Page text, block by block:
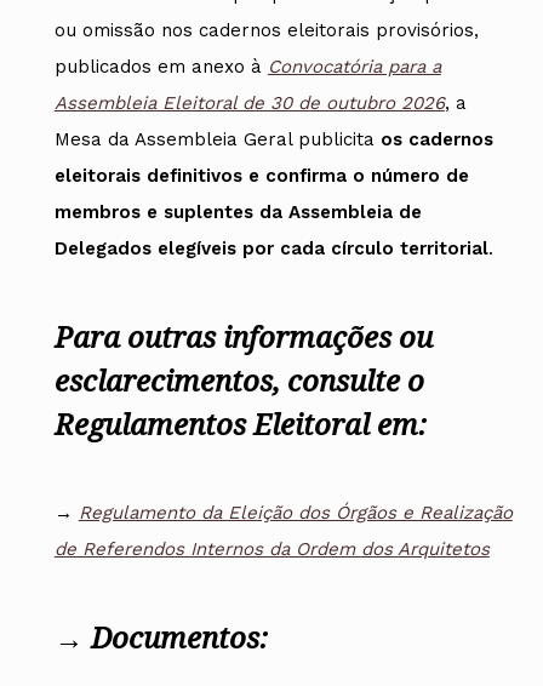
ou omissão nos cadernos eleitorais provisórios,
publicados em anexo à Convocatória para a
Assembleia Eleitoral de 30 de outubro 2026, a
Mesa da Assembleia Geral publicita os cadernos
eleitorais definitivos e confirma o número de
membros e suplentes da Assembleia de
Delegados elegíveis por cada círculo territorial.
Para outras informações ou
esclarecimentos, consulte o
Regulamentos Eleitoral em:
→ Regulamento da Eleição dos Órgãos e Realização
de Referendos Internos da Ordem dos Arquitetos
→Documentos: